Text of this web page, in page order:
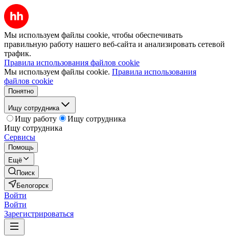
Мы используем файлы cookie, чтобы обеспечивать
правильную работу нашего веб-сайта и анализировать сетевой
трафик.
Правила использования файлов cookie
Мы используем файлы cookie. Правила использования
файлов cookie
Понятно
Ищу сотрудника
Ищу работу
Ищу сотрудника
Ищу сотрудника
Сервисы
Помощь
Ещё
Поиск
Белогорск
Войти
Войти
Зарегистрироваться